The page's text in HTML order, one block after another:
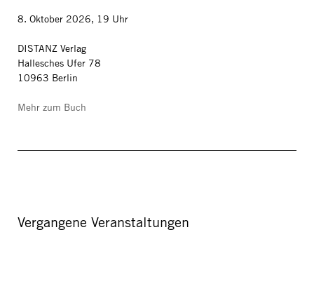
8. Oktober 2026, 19 Uhr
DISTANZ Verlag
Hallesches Ufer 78
10963 Berlin
Mehr zum Buch
Vergangene Veranstaltungen